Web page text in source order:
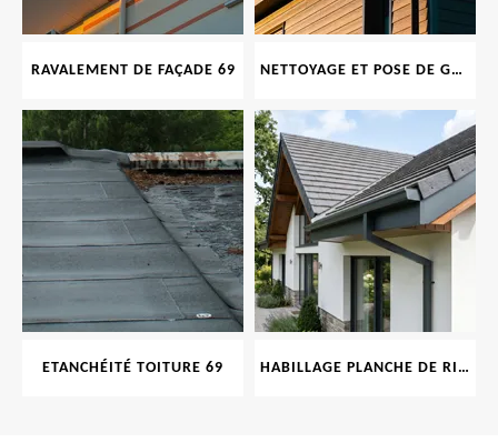
RAVALEMENT DE FAÇADE 69 NETTOYAGE ET POSE DE GOUTTIÈRE 69
ETANCHÉITÉ TOITURE 69 HABILLAGE PLANCHE DE RIVE 69